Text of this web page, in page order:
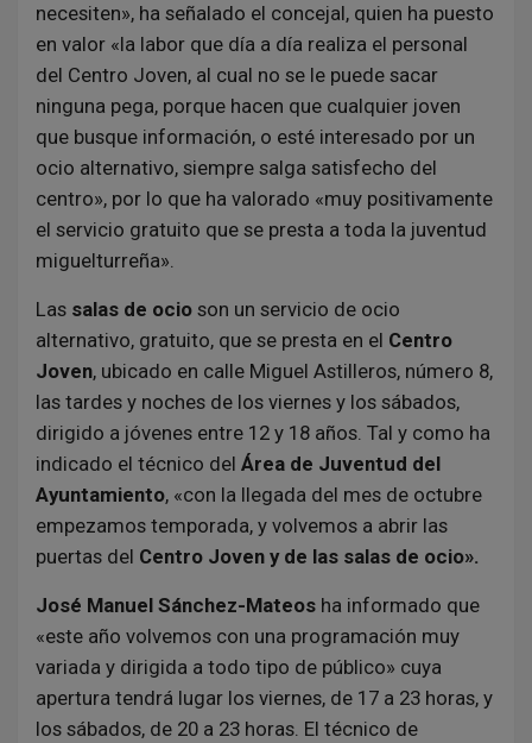
necesiten», ha señalado el concejal, quien ha puesto
en valor «la labor que día a día realiza el personal
del Centro Joven, al cual no se le puede sacar
ninguna pega, porque hacen que cualquier joven
que busque información, o esté interesado por un
ocio alternativo, siempre salga satisfecho del
centro», por lo que ha valorado «muy positivamente
el servicio gratuito que se presta a toda la juventud
miguelturreña».
Las salas de ocio son un servicio de ocio
alternativo, gratuito, que se presta en el Centro
Joven, ubicado en calle Miguel Astilleros, número 8,
las tardes y noches de los viernes y los sábados,
dirigido a jóvenes entre 12 y 18 años. Tal y como ha
indicado el técnico del Área de Juventud del
Ayuntamiento, «con la llegada del mes de octubre
empezamos temporada, y volvemos a abrir las
puertas del Centro Joven y de las salas de ocio».
José Manuel Sánchez-Mateos ha informado que
«este año volvemos con una programación muy
variada y dirigida a todo tipo de público» cuya
apertura tendrá lugar los viernes, de 17 a 23 horas, y
los sábados, de 20 a 23 horas. El técnico de